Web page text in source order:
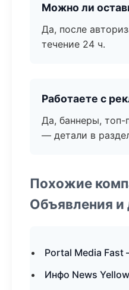
Можно ли
Да, после
течение 24 ч.
Работаете с
Да, баннеры, топ-
— детали в
Похожие
Объявления и
Portal Media
Инфо News